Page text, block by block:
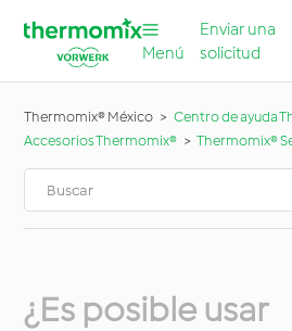
Menú
Enviar una
solicitud
Thermomix® México
Centro de ayuda
Accesorios Thermomix®
Thermomix®
¿Es posible usar